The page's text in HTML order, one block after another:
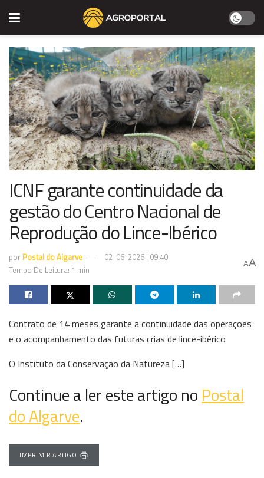
ICNF garante continuidade da
gestão do Centro Nacional de
Reprodução do Lince-Ibérico
por Postal do Algarve
02-06-2026 | 09:40
Tempo De Leitura: 1 min
AA
Contrato de 14 meses garante a continuidade das operações
e o acompanhamento das futuras crias de lince-ibérico
O Instituto da Conservação da Natureza […]
Continue a ler este artigo noPostal
do Algarve.
IMPRIMIR ARTIGO